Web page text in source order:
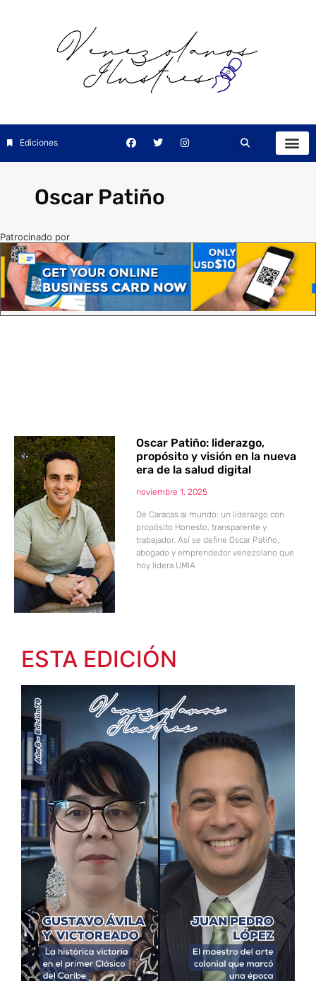
Ediciones
Oscar Patiño
Patrocinado por
Oscar Patiño: liderazgo,
propósito y visión en la nueva
era de la salud digital
noviembre 1, 2025
De Caracas al mundo: un liderazgo con
propósito Honesto, transparente y
trabajador. Así se define Oscar Patiño,
abogado y emprendedor venezolano que
hoy lidera UMIA
ESTA EDICIÓN